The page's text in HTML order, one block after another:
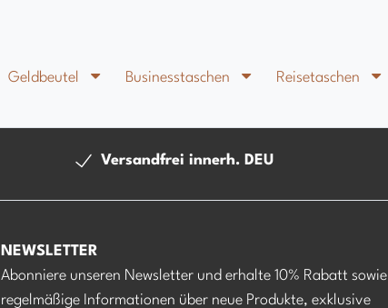
Geldbeutel Businesstaschen Reisetaschen
Versandfrei innerh. DEU
NEWSLETTER
Abonniere unseren Newsletter und erhalte 10% Rabatt sowie
regelmäßige Informationen über neue Produkte, exklusive